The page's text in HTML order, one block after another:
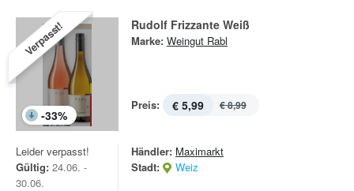
Verpasst!
-33%
Rudolf Frizzante Weiß
Marke: Weingut Rabl
Preis: € 5,99 € 8,99
Leider verpasst!
Gültig: 24.06. -
30.06.
Händler: Maximarkt
Stadt:
Weiz